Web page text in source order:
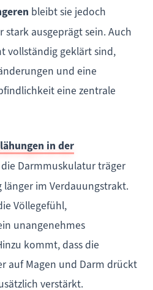
bleibt sie jedoch
ausgeprägt sein. Auch
vollständig geklärt sind,
und eine
eine zentrale
in der
die Darmmuskulatur träger
im Verdauungstrakt.
Völlegefühl,
unangenehmes
kommt, dass die
auf Magen und Darm drückt
verstärkt.